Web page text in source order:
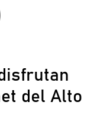
del Alto